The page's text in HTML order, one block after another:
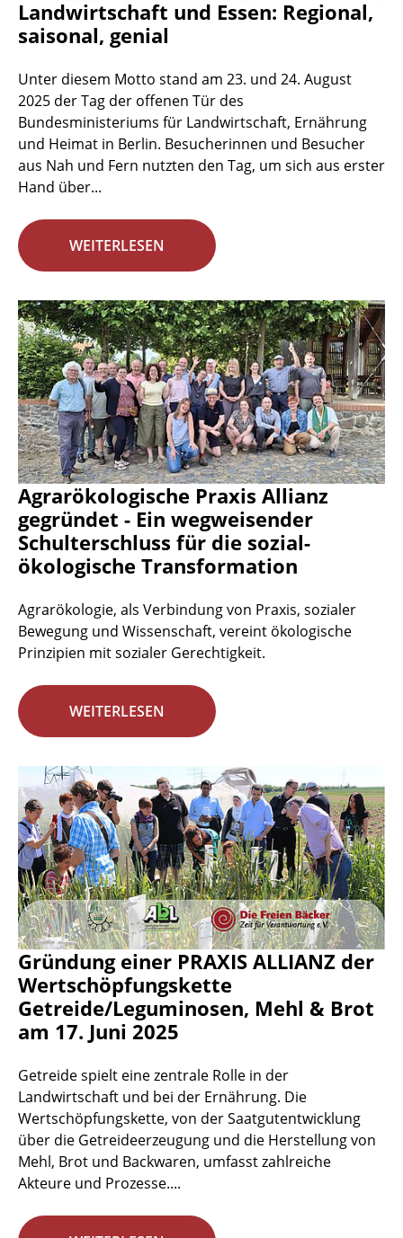
Landwirtschaft und Essen: Regional,
saisonal, genial
Unter diesem Motto stand am 23. und 24. August
2025 der Tag der offenen Tür des
Bundesministeriums für Landwirtschaft, Ernährung
und Heimat in Berlin. Besucherinnen und Besucher
aus Nah und Fern nutzten den Tag, um sich aus erster
Hand über...
WEITERLESEN
Agrarökologische Praxis Allianz
gegründet - Ein wegweisender
Schulterschluss für die sozial-
ökologische Transformation
Agrarökologie, als Verbindung von Praxis, sozialer
Bewegung und Wissenschaft, vereint ökologische
Prinzipien mit sozialer Gerechtigkeit.
WEITERLESEN
Gründung einer PRAXIS ALLIANZ der
Wertschöpfungskette
Getreide/Leguminosen, Mehl & Brot
am 17. Juni 2025
Getreide spielt eine zentrale Rolle in der
Landwirtschaft und bei der Ernährung. Die
Wertschöpfungskette, von der Saatgutentwicklung
über die Getreideerzeugung und die Herstellung von
Mehl, Brot und Backwaren, umfasst zahlreiche
Akteure und Prozesse....